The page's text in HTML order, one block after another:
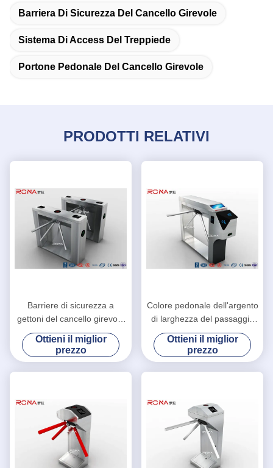
Barriera Di Sicurezza Del Cancello Girevole
Sistema Di Access Del Treppiede
Portone Pedonale Del Cancello Girevole
PRODOTTI RELATIVI
Barriere di sicurezza a
gettoni del cancello girevole
del braccio di goccia con la
soluzione affidabile
dell'entrata
Ottieni il miglior
prezzo
Colore pedonale dell'argento
di larghezza del passaggio
del sistema 550mm di
Access del treppiede del
controllo di accesso
Ottieni il miglior
prezzo